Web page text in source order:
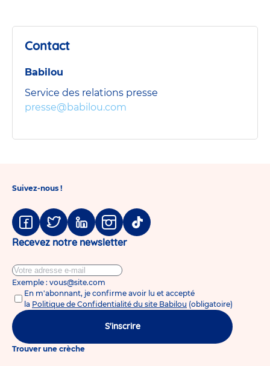
Babilou
Contact
Babilou
Service des relations presse
presse@babilou.com
Suivez-nous !
Facebook
TwitterLinkedinInstagram
Tiktok
Recevez notre newsletter
Exemple : vous@site.com
En m'abonnant, je confirme avoir lu et accepté
la Politique de Confidentialité du site Babilou (obligatoire)
S'inscrire
Trouver une crèche